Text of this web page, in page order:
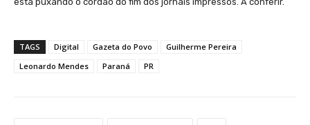
TAGS Digital Gazeta do Povo
Guilherme Pereira
Leonardo Mendes
Paraná PR